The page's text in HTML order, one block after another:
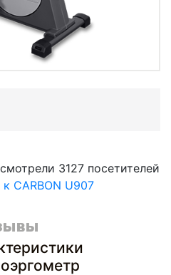
3127 посетителей
CARBON U907